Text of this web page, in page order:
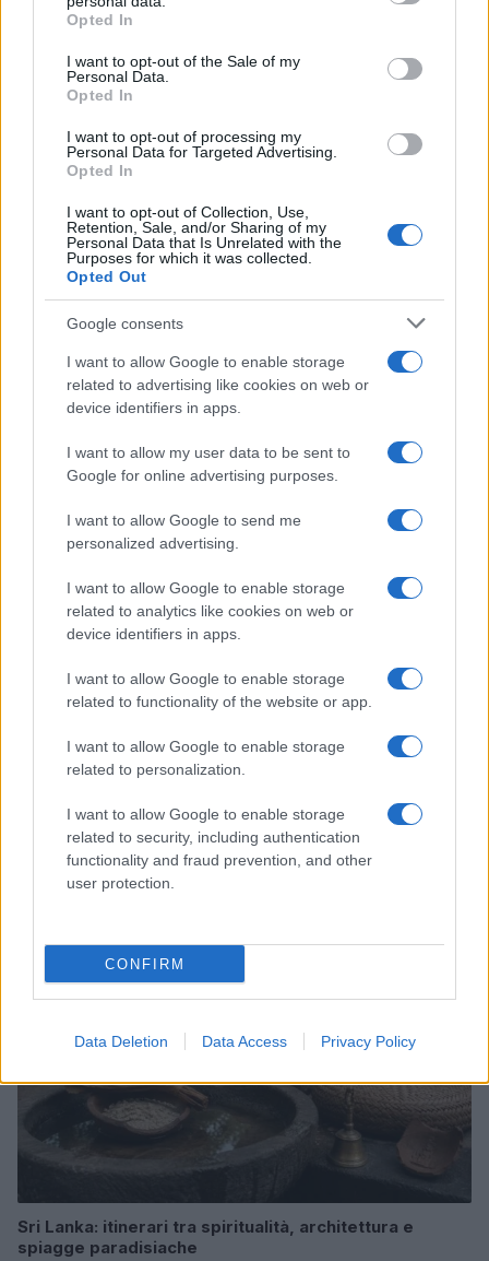
grant or deny consent to Google and its third-party tags to
use your data for below specified purposes in below Google
consent section.
Opted In
I want to opt-out of the Sale of my
Personal Data.
Opted In
I want to opt-out of processing my
Personal Data for Targeted Advertising.
Opted In
I want to opt-out of Collection, Use,
Retention, Sale, and/or Sharing of my
Personal Data that Is Unrelated with the
Purposes for which it was collected.
Opted Out
Google consents
I want to allow Google to enable storage
related to advertising like cookies on web or
device identifiers in apps.
I want to allow my user data to be sent to
Google for online advertising purposes.
I want to allow Google to send me
personalized advertising.
I want to allow Google to enable storage
related to analytics like cookies on web or
device identifiers in apps.
I want to allow Google to enable storage
related to functionality of the website or app.
I want to allow Google to enable storage
related to personalization.
I want to allow Google to enable storage
related to security, including authentication
functionality and fraud prevention, and other
user protection.
CONFIRM
Data Deletion Data Access Privacy Policy
estetica che si afferma sulla Croisette.
Ilaria Mauri
Ilaria Mauri, bolognese, decise di seguire il
Dall'Ara durante una partita decisiva: oggi
coordina le pagine di competizioni e
commenti. In redazione predilige reportage
sul campo e conserva il biglietto di quella
partita come prova della svolta.
Continua a leggere
Sri Lanka: itinerari tra spiritualità, architettura e
spiagge paradisiache